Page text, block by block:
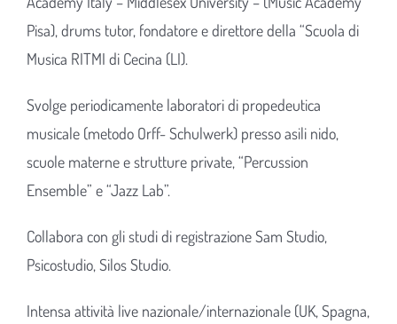
Pisa), drums tutor, fondatore e direttore della “Scuola di
Musica RITMI di Cecina (LI).
Svolge periodicamente laboratori di propedeutica
musicale (metodo Orff- Schulwerk) presso asili nido,
scuole materne e strutture private, “Percussion
Ensemble” e “Jazz Lab”.
Collabora con gli studi di registrazione Sam Studio,
Psicostudio, Silos Studio.
Intensa attività live nazionale/internazionale (UK, Spagna,